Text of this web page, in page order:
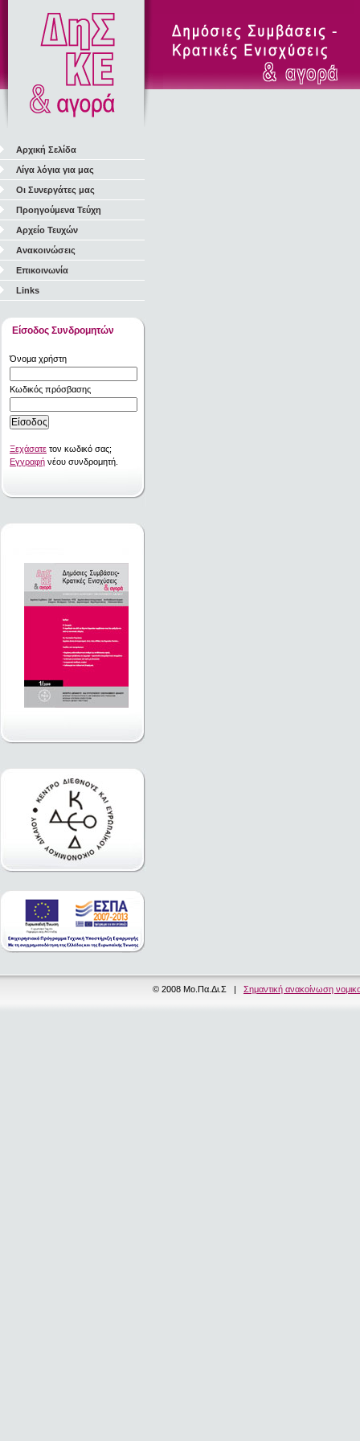
Αρχική Σελίδα
Λίγα λόγια για μας
Οι Συνεργάτες μας
Προηγούμενα Τεύχη
Αρχείο Τευχών
Ανακοινώσεις
Επικοινωνία
Links
Είσοδος Συνδρομητών
Όνομα χρήστη
Κωδικός πρόσβασης
Ξεχάσατε τον κωδικό σας;
Εγγραφή νέου συνδρομητή.
© 2008 Μο.Πα.Δι.Σ | Σημαντική ανακοίνωση